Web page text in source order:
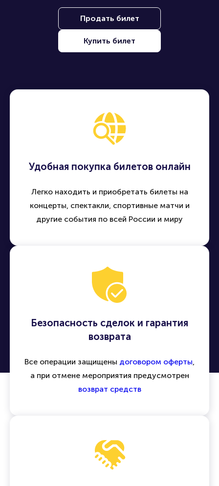
Продать билет
Купить билет
Удобная покупка билетов онлайн
Легко находить и приобретать билеты на
концерты, спектакли, спортивные матчи и
другие события по всей России и миру
Безопасность сделок и гарантия
возврата
Все операции защищены договором оферты,
а при отмене мероприятия предусмотрен
возврат средств